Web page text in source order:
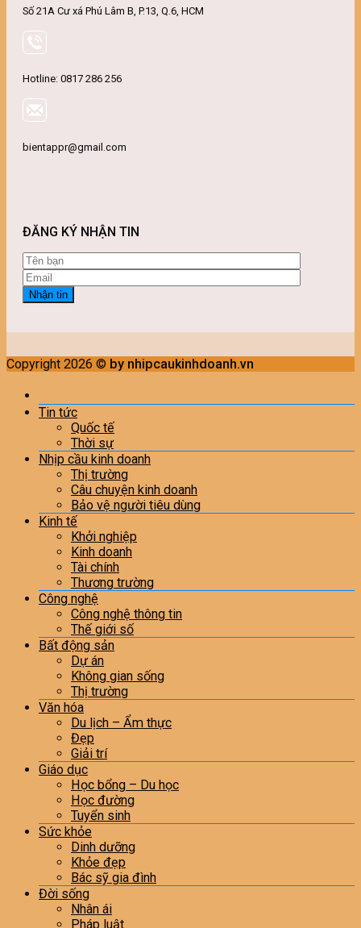
Số 21A Cư xá Phú Lâm B, P.13, Q.6, HCM
Hotline: 0817 286 256
bientappr@gmail.com
ĐĂNG KÝ NHẬN TIN
Copyright 2026 © by nhipcaukinhdoanh.vn
Tin tức
Quốc tế
Thời sự
Nhịp cầu kinh doanh
Thị trường
Câu chuyện kinh doanh
Bảo vệ người tiêu dùng
Kinh tế
Khởi nghiệp
Kinh doanh
Tài chính
Thương trường
Công nghệ
Công nghệ thông tin
Thế giới số
Bất động sản
Dự án
Không gian sống
Thị trường
Văn hóa
Du lịch – Ẩm thực
Đẹp
Giải trí
Giáo dục
Học bổng – Du học
Học đường
Tuyển sinh
Sức khỏe
Dinh dưỡng
Khỏe đẹp
Bác sỹ gia đình
Đời sống
Nhân ái
Pháp luật